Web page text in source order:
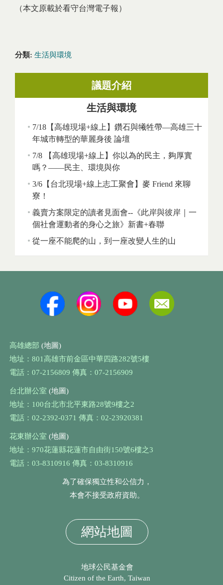
（本文原載於看守台灣電子報）
分類: 生活與環境
議題介紹
生活與環境
7/18【高雄現場+線上】鑽石與犧牲帶—高雄三十
年城市轉型的華麗身後 論壇
7/8 【高雄現場+線上】你以為的民主，夠厚實
嗎？——民主、環境與你
3/6【台北現場+線上志工聚會】麥 Friend 來聊
寮！
義賣方案限定的讀者見面會--《此岸與彼岸｜一
個社會運動者的身心之旅》新書+春聯
從一座不能爬的山，到一座改變人生的山
高雄總部 (地圖)
地址：801高雄市前金區中華四路282號5樓
電話：07-2156809 傳真：07-2156909
台北辦公室 (地圖)
地址：100台北市北平東路28號9樓之2
電話：02-2392-0371 傳真：02-23920381
花東辦公室 (地圖)
地址：970花蓮縣花蓮市自由街150號6樓之3
電話：03-8310916 傳真：03-8310916
為了確保獨立性和公信力，
本會不接受政府資助。
網站地圖
地球公民基金會
Citizen of the Earth, Taiwan